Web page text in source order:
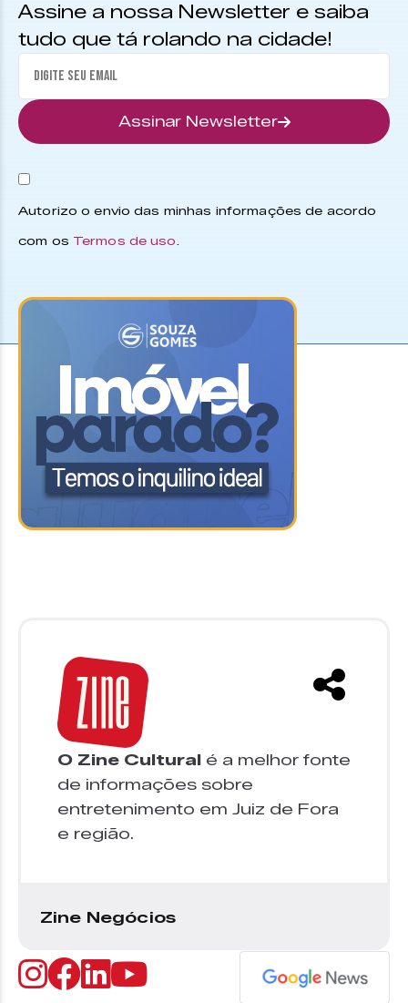
Assine a nossa Newsletter e saiba
tudo que tá rolando na cidade!
Assinar Newsletter
Autorizo o envio das minhas informações de acordo
com os Termos de uso.
O Zine Cultural é a melhor fonte
de informações sobre
entretenimento em Juiz de Fora
e região.
Zine Negócios